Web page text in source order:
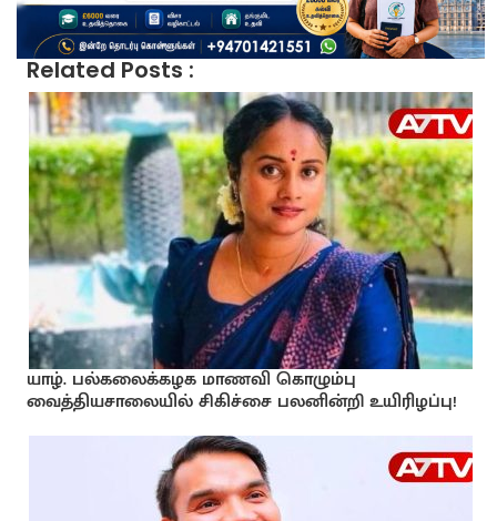
Related Posts :
யாழ். பல்கலைக்கழக மாணவி கொழும்பு
வைத்தியசாலையில் சிகிச்சை பலனின்றி உயிரிழப்பு!